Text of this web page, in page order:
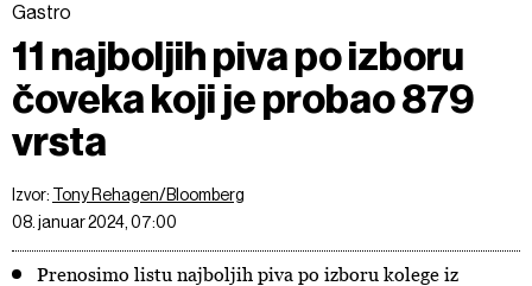
Gastro
11 najboljih piva po izboru
čoveka koji je probao 879
vrsta
Izvor: Tony Rehagen/Bloomberg
08. januar 2024, 07:00
Prenosimo listu najboljih piva po izboru kolege iz